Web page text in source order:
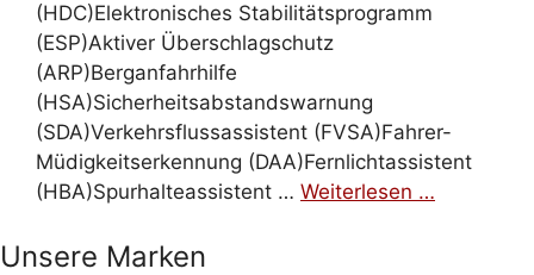
(HDC)Elektronisches Stabilitätsprogramm
(ESP)Aktiver Überschlagschutz
(ARP)Berganfahrhilfe
(HSA)Sicherheitsabstandswarnung
(SDA)Verkehrsflussassistent (FVSA)Fahrer-
Müdigkeitserkennung (DAA)Fernlichtassistent
(HBA)Spurhalteassistent … Weiterlesen …
Unsere Marken